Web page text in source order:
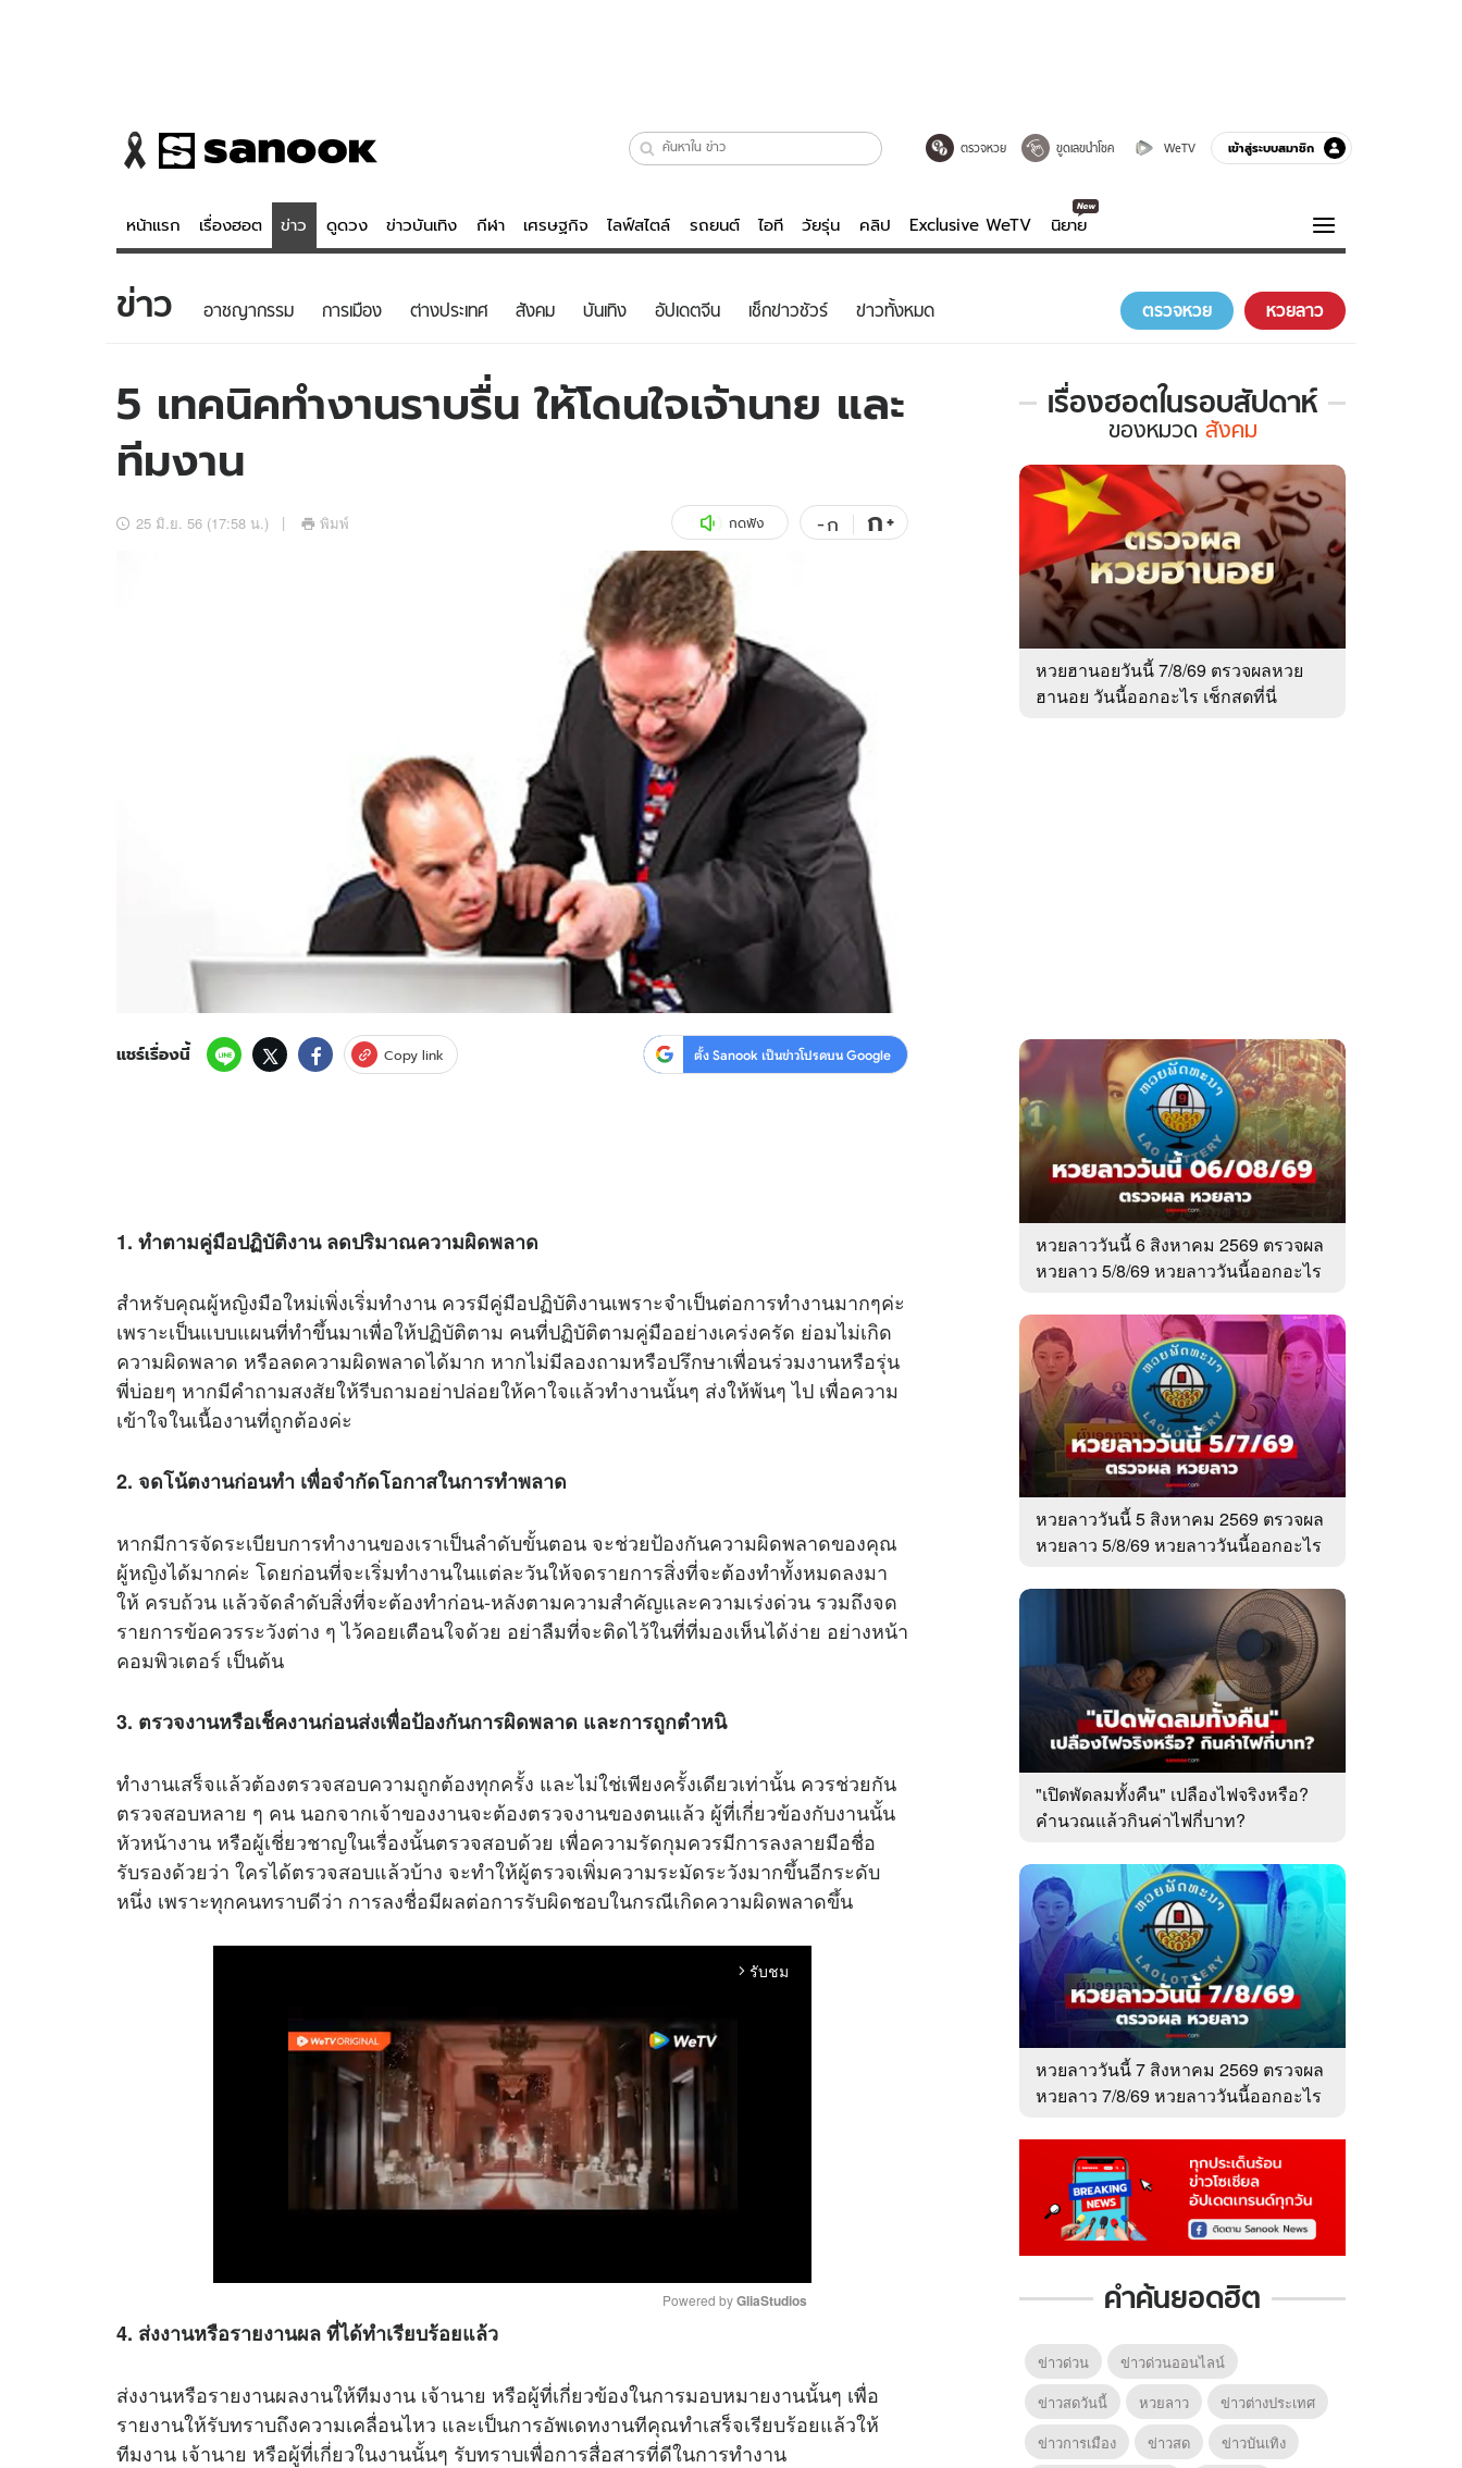
ตรวจหวย ขูดเลขนำโชค WeTV เข้าสู่ระบบสมาชิก
หน้าแรก เรื่องฮอต ข่าว ดูดวง ข่าวบันเทิง กีฬา เศรษฐกิจ ไลฟ์สไตล์ รถยนต์ ไอที วัยรุ่น คลิป Exclusive WeTV นิยาย
ข่าว
ข่าวบันเทิง
ข่าวกีฬา
ข่าวเศรษฐกิจ
อัปเดตจีน
ดูดวง - ตรวจหวย
สถิติหวยไทย
ไลฟ์สไตล์
วัยรุ่น
สุขภาพ
เที่ยว-กิน
Tasteful Thailand
Sanook Choice
บันเทิงครบรส
เกมส์
ดูทีวี
ความรู้รอบตัว
ฮาวทู
บริษัท อิมเมจ ฟิวเจอร์ (ประเทศไทย) จำกัด
ข่าว อาชญากรรม การเมือง ต่างประเทศ สังคม บันเทิง อัปเดตจีน เช็กข่าวชัวร์ ข่าวทั้งหมด ตรวจหวย หวยลาว
5 เทคนิคทำงานราบรื่น ให้โดนใจเจ้านาย และ
ทีมงาน
25 มิ.ย. 56 (17:58 น.) พิมพ์ กดฟัง -ก ก+
แชร์เรื่องนี้ Copy link ตั้ง Sanook เป็นข่าวโปรดบน Google
1. ทำตามคู่มือปฏิบัติงาน ลดปริมาณความผิดพลาด
สำหรับคุณผู้หญิงมือใหม่เพิ่งเริ่มทำงาน ควรมีคู่มือปฏิบัติงานเพราะจำเป็นต่อการทำงานมากๆค่ะ
เพราะเป็นแบบแผนที่ทำขึ้นมาเพื่อให้ปฏิบัติตาม คนที่ปฏิบัติตามคู่มืออย่างเคร่งครัด ย่อมไม่เกิด
ความผิดพลาด หรือลดความผิดพลาดได้มาก หากไม่มีลองถามหรือปรึกษาเพื่อนร่วมงานหรือรุ่น
พี่บ่อยๆ หากมีคำถามสงสัยให้รีบถามอย่าปล่อยให้คาใจแล้วทำงานนั้นๆ ส่งให้พ้นๆ ไป เพื่อความ
เข้าใจในเนื้องานที่ถูกต้องค่ะ
2. จดโน้ตงานก่อนทำ เพื่อจำกัดโอกาสในการทำพลาด
หากมีการจัดระเบียบการทำงานของเราเป็นลำดับขั้นตอน จะช่วยป้องกันความผิดพลาดของคุณ
ผู้หญิงได้มากค่ะ โดยก่อนที่จะเริ่มทำงานในแต่ละวันให้จดรายการสิ่งที่จะต้องทำทั้งหมดลงมา
ให้ ครบถ้วน แล้วจัดลำดับสิ่งที่จะต้องทำก่อน-หลังตามความสำคัญและความเร่งด่วน รวมถึงจด
รายการข้อควรระวังต่าง ๆ ไว้คอยเตือนใจด้วย อย่าลืมที่จะติดไว้ในที่ที่มองเห็นได้ง่าย อย่างหน้า
คอมพิวเตอร์ เป็นต้น
3. ตรวจงานหรือเช็คงานก่อนส่งเพื่อป้องกันการผิดพลาด และการถูกตำหนิ
ทำงานเสร็จแล้วต้องตรวจสอบความถูกต้องทุกครั้ง และไม่ใช่เพียงครั้งเดียวเท่านั้น ควรช่วยกัน
ตรวจสอบหลาย ๆ คน นอกจากเจ้าของงานจะต้องตรวจงานของตนแล้ว ผู้ที่เกี่ยวข้องกับงานนั้น
หัวหน้างาน หรือผู้เชี่ยวชาญในเรื่องนั้นตรวจสอบด้วย เพื่อความรัดกุมควรมีการลงลายมือชื่อ
รับรองด้วยว่า ใครได้ตรวจสอบแล้วบ้าง จะทำให้ผู้ตรวจเพิ่มความระมัดระวังมากขึ้นอีกระดับ
หนึ่ง เพราะทุกคนทราบดีว่า การลงชื่อมีผลต่อการรับผิดชอบในกรณีเกิดความผิดพลาดขึ้น
arrow_forward_ios รับชม
u
t
e
Powered by GliaStudios
4. ส่งงานหรือรายงานผล ที่ได้ทำเรียบร้อยแล้ว
ส่งงานหรือรายงานผลงานให้ทีมงาน เจ้านาย หรือผู้ที่เกี่ยวข้องในการมอบหมายงานนั้นๆ เพื่อ
รายงานให้รับทราบถึงความเคลื่อนไหว และเป็นการอัพเดทงานทีคุณทำเสร็จเรียบร้อยแล้วให้
ทีมงาน เจ้านาย หรือผู้ที่เกี่ยวในงานนั้นๆ รับทราบเพื่อการสื่อสารที่ดีในการทำงาน
เรื่องฮอตในรอบสัปดาห์
เรื่อง
ใน
รอบ
สัปดาห์
หมวด
สังคม
ของหมวด สังคม
หวยฮานอยวันนี้ 7/8/69 ตรวจผลหวย
ฮานอย วันนี้ออกอะไร เช็กสดที่นี่
หวยลาววันนี้ 6 สิงหาคม 2569 ตรวจผล
หวยลาว 5/8/69 หวยลาววันนี้ออกอะไร
หวยลาววันนี้ 5 สิงหาคม 2569 ตรวจผล
หวยลาว 5/8/69 หวยลาววันนี้ออกอะไร
"เปิดพัดลมทั้งคืน" เปลืองไฟจริงหรือ?
คำนวณแล้วกินค่าไฟกี่บาท?
หวยลาววันนี้ 7 สิงหาคม 2569 ตรวจผล
หวยลาว 7/8/69 หวยลาววันนี้ออกอะไร
คำค้นยอดฮิต
ข่าวด่วน
ข่าวด่วนออนไลน์
ข่าวสดวันนี้
หวยลาว
ข่าวต่างประเทศ
ข่าวการเมือง
ข่าวสด
ข่าวบันเทิง